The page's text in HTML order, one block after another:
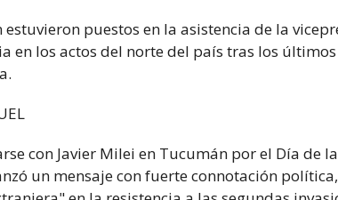
puestos en la asistencia de la
en los actos del norte del país tras los
con Javier Milei en Tucumán por el Día de
un mensaje con fuerte connotación